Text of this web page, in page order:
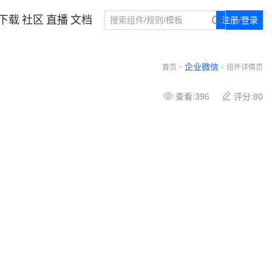
载 社区 直播 文档 注册/登录
首页 > 企业微信 > 组件详情页
查看:396 评分:80